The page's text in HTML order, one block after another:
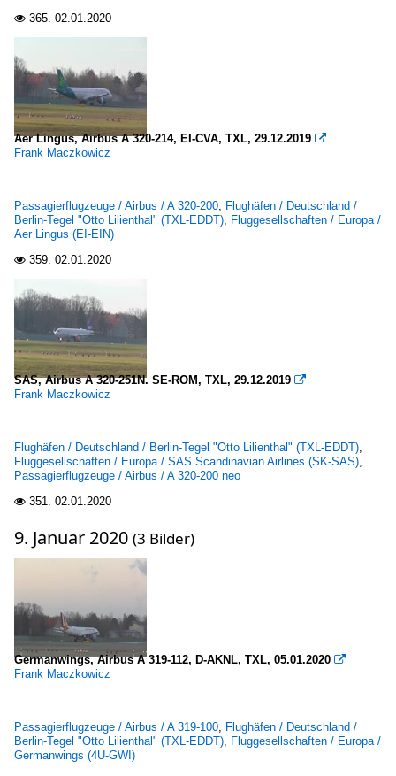
 365. 02.01.2020
Aer Lingus, Airbus A 320-214, EI-CVA, TXL, 29.12.2019 
Frank Maczkowicz
Passagierflugzeuge / Airbus / A 320-200, Flughäfen / Deutschland /
Berlin-Tegel "Otto Lilienthal" (TXL-EDDT), Fluggesellschaften / Europa /
Aer Lingus (EI-EIN)
 359. 02.01.2020
SAS, Airbus A 320-251N. SE-ROM, TXL, 29.12.2019 
Frank Maczkowicz
Flughäfen / Deutschland / Berlin-Tegel "Otto Lilienthal" (TXL-EDDT),
Fluggesellschaften / Europa / SAS Scandinavian Airlines (SK-SAS),
Passagierflugzeuge / Airbus / A 320-200 neo
 351. 02.01.2020
9. Januar 2020 (3 Bilder)
Germanwings, Airbus A 319-112, D-AKNL, TXL, 05.01.2020 
Frank Maczkowicz
Passagierflugzeuge / Airbus / A 319-100, Flughäfen / Deutschland /
Berlin-Tegel "Otto Lilienthal" (TXL-EDDT), Fluggesellschaften / Europa /
Germanwings (4U-GWI)